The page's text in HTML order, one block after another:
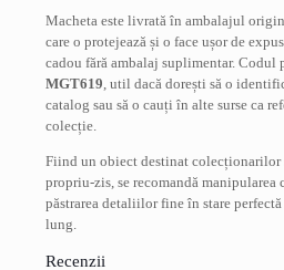
Macheta este livrată în ambalajul
care o protejează și o face ușor de
cadou fără ambalaj suplimentar. Codul
MGT619 , util dacă dorești să o
catalog sau să o cauți în alte surse ca
colecție.
Fiind un obiect destinat
propriu-zis, se recomandă manipularea
păstrarea detaliilor fine în stare perfectă
lung.
Recenzii